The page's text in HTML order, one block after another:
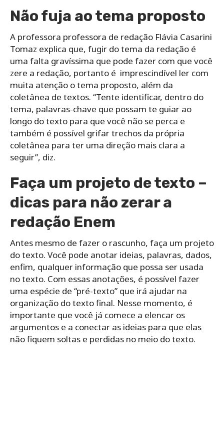
Não fuja ao tema proposto
A professora professora de redação Flávia Casarini
Tomaz explica que, fugir do tema da redação é
uma falta gravíssima que pode fazer com que você
zere a redação, portanto é imprescindível ler com
muita atenção o tema proposto, além da
coletânea de textos. “Tente identificar, dentro do
tema, palavras-chave que possam te guiar ao
longo do texto para que você não se perca e
também é possível grifar trechos da própria
coletânea para ter uma direção mais clara a
seguir”, diz.
Faça um projeto de texto –
dicas para não zerar a
redação Enem
Antes mesmo de fazer o rascunho, faça um projeto
do texto. Você pode anotar ideias, palavras, dados,
enfim, qualquer informação que possa ser usada
no texto. Com essas anotações, é possível fazer
uma espécie de “pré-texto” que irá ajudar na
organização do texto final. Nesse momento, é
importante que você já comece a elencar os
argumentos e a conectar as ideias para que elas
não fiquem soltas e perdidas no meio do texto.